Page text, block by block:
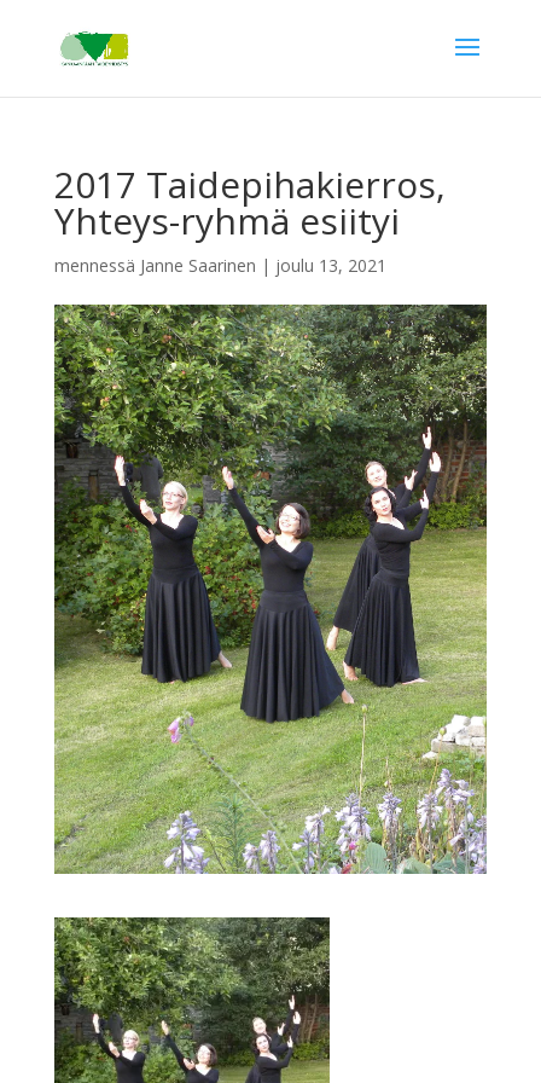
2017 Taidepihakierros,
Yhteys-ryhmä esiityi
mennessä Janne Saarinen | joulu 13, 2021